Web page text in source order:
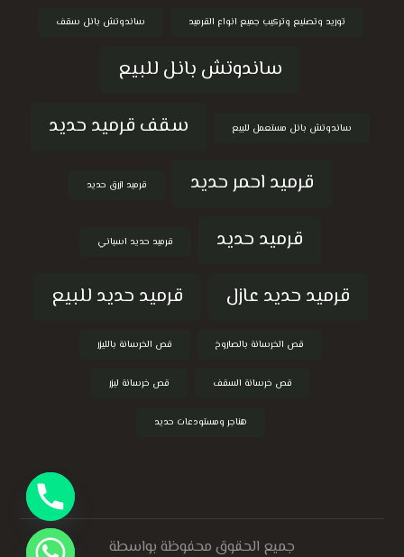
توريد وتصنيع وتركيب جميع انواع القرميد ساندوتش بانل سقف
ساندوتش بانل للبيع
ساندوتش بانل مستعمل للبيع
سقف قرميد حديد
قرميد احمر حديد
قرميد ازرق حديد
قرميد حديد قرميد حديد اسباني
قرميد حديد عازل قرميد حديد للبيع
قص الخرسانة بالصاروخ قص الخرسانة بالليزر
قص خرسانة السقف قص خرسانة ليزر
هناجر ومستودعات حديد
جميع الحقوق محفوظة بواسطة